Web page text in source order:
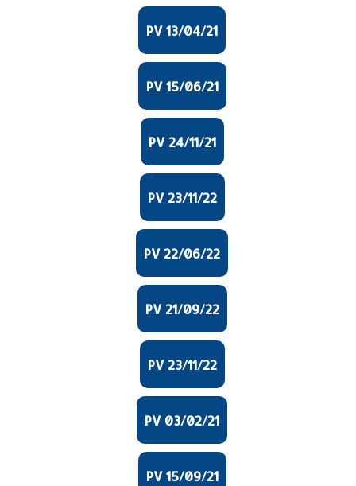
PV 13/04/21
PV 15/06/21
PV 24/11/21
PV 23/11/22
PV 22/06/22
PV 21/09/22
PV 23/11/22
PV 03/02/21
PV 15/09/21